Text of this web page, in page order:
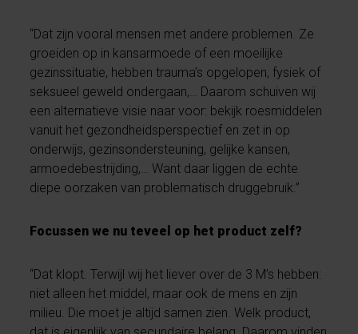
“Dat zijn vooral mensen met andere problemen. Ze
groeiden op in kansarmoede of een moeilijke
gezinssituatie, hebben trauma’s opgelopen, fysiek of
seksueel geweld ondergaan,… Daarom schuiven wij
een alternatieve visie naar voor: bekijk roesmiddelen
vanuit het gezondheidsperspectief en zet in op
onderwijs, gezinsondersteuning, gelijke kansen,
armoedebestrijding,… Want daar liggen de echte
diepe oorzaken van problematisch druggebruik.”
Focussen we nu teveel op het product zelf?
“Dat klopt. Terwijl wij het liever over de 3 M’s hebben:
niet alleen het middel, maar ook de mens en zijn
milieu. Die moet je altijd samen zien. Welk product,